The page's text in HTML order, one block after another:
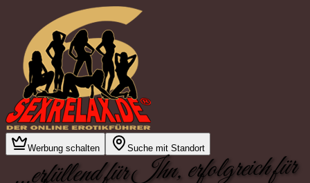
Werbung schalten Suche mit Standort
...erfüllend für Ihn, erfolgreich für